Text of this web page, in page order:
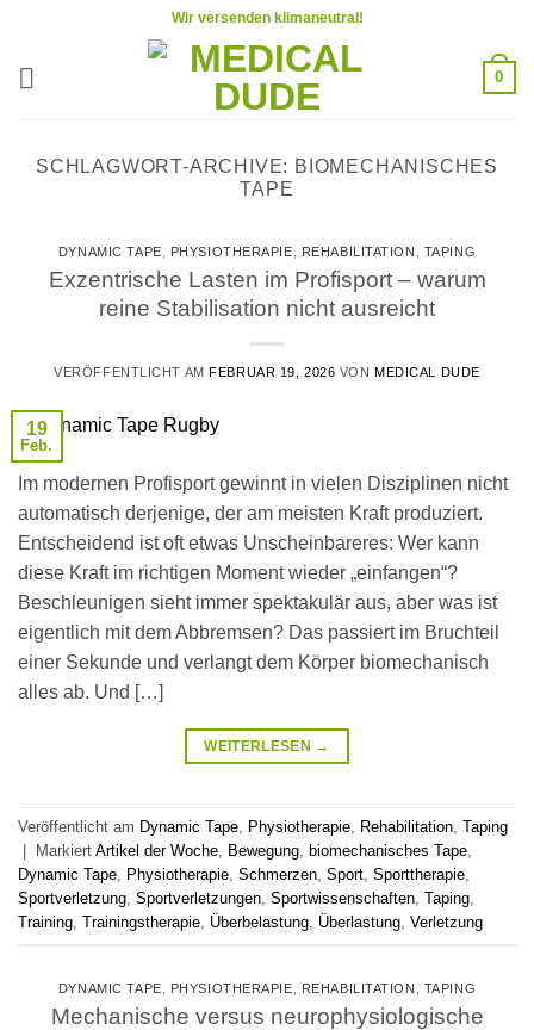
springen
Wir versenden klimaneutral!
0
SCHLAGWORT-ARCHIVE: BIOMECHANISCHES
TAPE
DYNAMIC TAPE PHYSIOTHERAPIE REHABILITATION TAPING
Exzentrische Lasten im Profisport – warum
reine Stabilisation nicht ausreicht
VERÖFFENTLICHT AMFEBRUAR 19, 2026 VONMEDICAL DUDE
19
Feb.
Im modernen Profisport gewinnt in vielen Disziplinen nicht
automatisch derjenige, der am meisten Kraft produziert.
Entscheidend ist oft etwas Unscheinbareres: Wer kann
diese Kraft im richtigen Moment wieder „einfangen“?
Beschleunigen sieht immer spektakulär aus, aber was ist
eigentlich mit dem Abbremsen? Das passiert im Bruchteil
einer Sekunde und verlangt dem Körper biomechanisch
alles ab. Und […]
WEITERLESEN →
Veröffentlicht am Dynamic Tape, Physiotherapie, Rehabilitation, Taping
Markiert Artikel der Woche, Bewegung, biomechanisches Tape,
Dynamic Tape, Physiotherapie, Schmerzen, Sport, Sporttherapie,
Sportverletzung, Sportverletzungen, Sportwissenschaften, Taping,
Training, Trainingstherapie, Überbelastung, Überlastung, Verletzung
DYNAMIC TAPE PHYSIOTHERAPIE REHABILITATION TAPING
Mechanische versus neurophysiologische